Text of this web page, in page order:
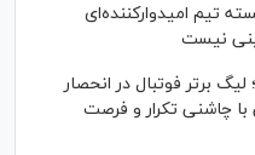
تیم امیدوارکننده‌ای
نیست
برتر فوتبال در انحصار
با چاشنی تکرار و فرصت